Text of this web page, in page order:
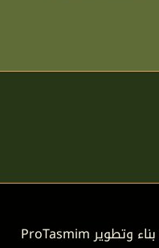
بناء وتطويرProTasmim